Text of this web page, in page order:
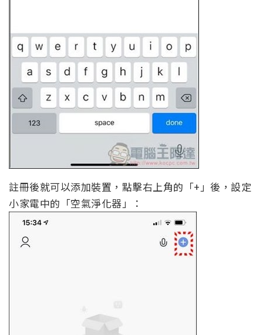
註冊後就可以添加裝置，點擊右上角的「+」後，設定
小家電中的「空氣淨化器」：